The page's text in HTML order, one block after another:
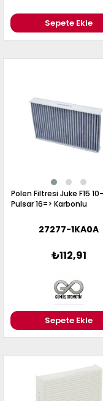
Sepete Ekle
Polen Filtresi Juke F15
Pulsar 16=> Karbonlu
27277-1KA0A
₺112,91
Sepete Ekle